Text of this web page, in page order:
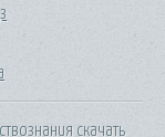
скачать